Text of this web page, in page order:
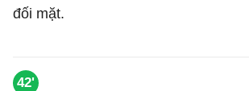
đối mặt.
42'